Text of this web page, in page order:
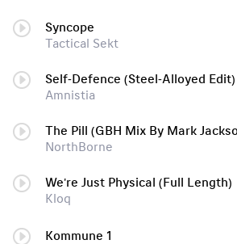
Syncope
Tactical Sekt
Self-Defence (Steel-Alloyed Edit)
Amnistia
The Pill (GBH Mix By Mark
NorthBorne
We're Just Physical (Full Length)
Kloq
Kommune 1